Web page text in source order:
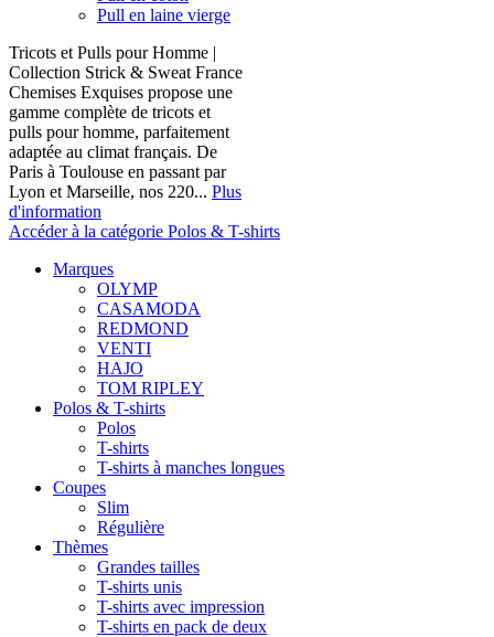
Pull en laine vierge
Tricots et Pulls pour Homme |
Collection Strick & Sweat France
Chemises Exquises propose une
gamme complète de tricots et
pulls pour homme, parfaitement
adaptée au climat français. De
Paris à Toulouse en passant par
Lyon et Marseille, nos 220... Plus
d'information
Accéder à la catégorie Polos & T-shirts
Marques
OLYMP
CASAMODA
REDMOND
VENTI
HAJO
TOM RIPLEY
Polos & T-shirts
Polos
T-shirts
T-shirts à manches longues
Coupes
Slim
Régulière
Thèmes
Grandes tailles
T-shirts unis
T-shirts avec impression
T-shirts en pack de deux